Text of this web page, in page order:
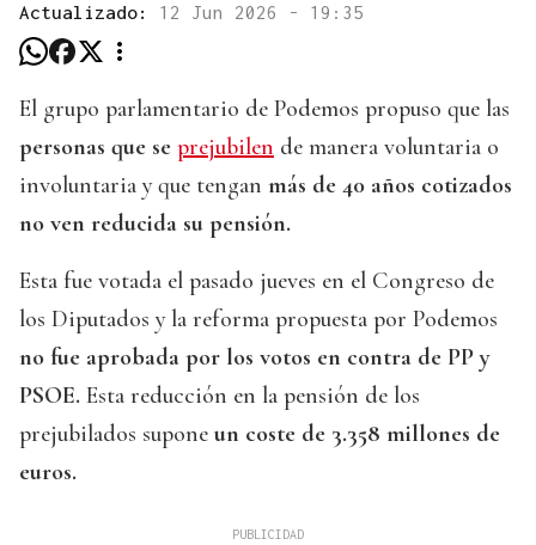
Actualizado: 12 Jun 2026 - 19:35
El grupo parlamentario de Podemos propuso que las
personas que se prejubilen de manera voluntaria o
involuntaria y que tengan más de 40 años cotizados
no ven reducida su pensión.
Esta fue votada el pasado jueves en el Congreso de
los Diputados y la reforma propuesta por Podemos
no fue aprobada por los votos en contra de PP y
PSOE. Esta reducción en la pensión de los
prejubilados supone un coste de 3.358 millones de
euros.